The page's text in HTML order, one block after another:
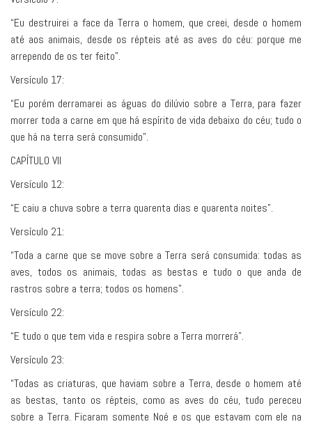
“Eu destruirei a face da Terra o homem, que creei, desde o homem
até aos animais, desde os répteis até as aves do céu: porque me
arrependo de os ter feito”.
Versículo 17:
“Eu porém derramarei as águas do dilúvio sobre a Terra, para fazer
morrer toda a carne em que há espírito de vida debaixo do céu; tudo o
que há na terra será consumido”.
CAPÍTULO VII
Versículo 12:
“E caiu a chuva sobre a terra quarenta dias e quarenta noites”.
Versículo 21:
“Toda a carne que se move sobre a Terra será consumida: todas as
aves, todos os animais, todas as bestas e tudo o que anda de
rastros sobre a terra; todos os homens”.
Versículo 22:
“E tudo o que tem vida e respira sobre a Terra morrerá”.
Versículo 23:
“Todas as criaturas, que haviam sobre a Terra, desde o homem até
as bestas, tanto os répteis, como as aves do céu, tudo pereceu
sobre a Terra. Ficaram somente Noé e os que estavam com ele na